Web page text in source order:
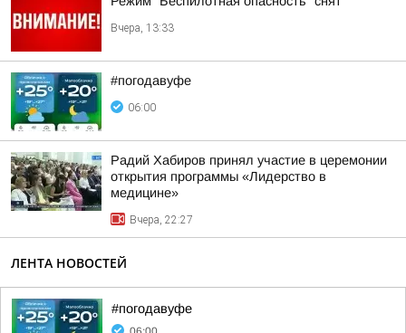
Вчера, 13:33
#погодавуфе
06:00
Радий Хабиров принял участие в церемонии
открытия программы «Лидерство в
медицине»
Вчера, 22:27
ЛЕНТА НОВОСТЕЙ
#погодавуфе